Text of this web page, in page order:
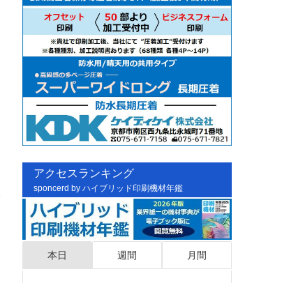
アクセスランキング
sponcerd by ハイブリッド印刷機材年鑑
本日 週間 月間